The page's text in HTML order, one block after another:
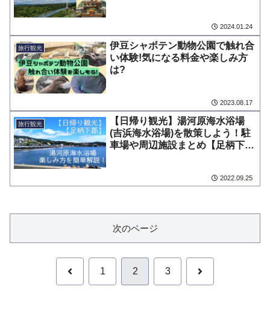
2024.01.24
旅行観光
伊豆シャボテン動物公園で触れ合
い体験!気になる料金や楽しみ方
は?
2023.08.17
旅行観光
【日帰り観光】湯河原海水浴場
(吉浜海水浴場)を散策しよう！駐
車場や周辺施設まとめ【足柄下
2022.09.25
次のページ
前 1 2 3 次